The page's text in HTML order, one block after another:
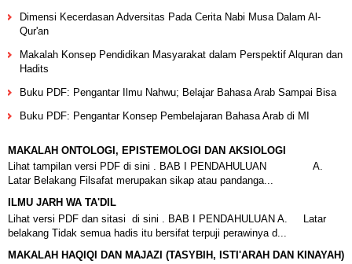
Dimensi Kecerdasan Adversitas Pada Cerita Nabi Musa Dalam Al-
Qur'an
Makalah Konsep Pendidikan Masyarakat dalam Perspektif Alquran dan
Hadits
Buku PDF: Pengantar Ilmu Nahwu; Belajar Bahasa Arab Sampai Bisa
Buku PDF: Pengantar Konsep Pembelajaran Bahasa Arab di MI
MAKALAH ONTOLOGI, EPISTEMOLOGI DAN AKSIOLOGI
Lihat tampilan versi PDF di sini . BAB I PENDAHULUAN A.
Latar Belakang Filsafat merupakan sikap atau pandanga...
ILMU JARH WA TA'DIL
Lihat versi PDF dan sitasi di sini . BAB I PENDAHULUAN A. Latar
belakang Tidak semua hadis itu bersifat terpuji perawinya d...
MAKALAH HAQIQI DAN MAJAZI (TASYBIH, ISTI'ARAH DAN KINAYAH)